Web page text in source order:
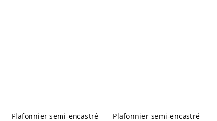
Plafonnier semi-encastré
Plafonnier semi-encastré